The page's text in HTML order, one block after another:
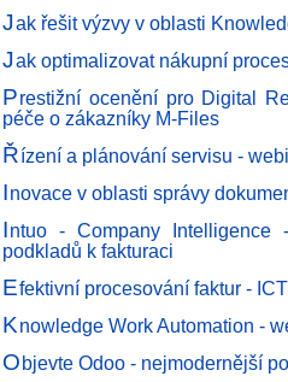
Jak řešit výzvy v oblasti
Jak optimalizovat nákupní
Prestižní ocenění pro Digital
péče o zákazníky M-Files
Řízení a plánování servisu -
Inovace v oblasti správy
Intuo - Company Intelligence
podkladů k fakturaci
Efektivní procesování faktur -
Knowledge Work Automation -
O bjevte Odoo - nejmodernější